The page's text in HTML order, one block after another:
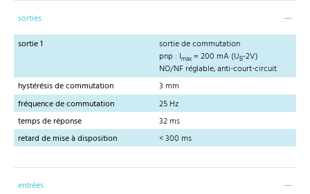
sorties
sortie 1
sortie de commutation
pnp : Imax = 200 mA (UB-2V)
NO/NF réglable, anti-court-circuit
hystérésis de commutation
3 mm
fréquence de commutation
25 Hz
temps de réponse
32 ms
retard de mise à disposition
< 300 ms
entrées